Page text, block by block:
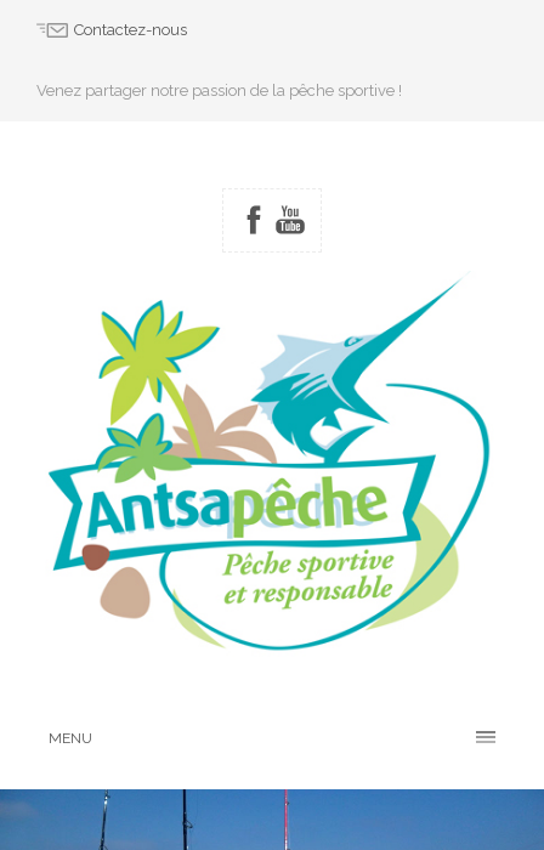
Contactez-nous
Venez partager notre passion de la pêche sportive !
MENU